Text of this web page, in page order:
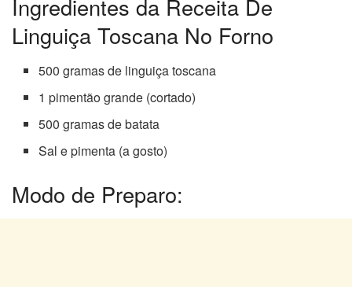
Ingredientes da Receita De
Linguiça Toscana No Forno
500 gramas de linguiça toscana
1 pimentão grande (cortado)
500 gramas de batata
Sal e pimenta (a gosto)
Modo de Preparo: